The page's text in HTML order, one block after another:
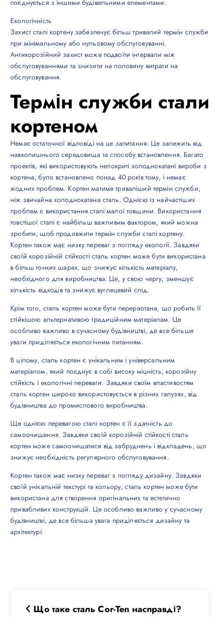
поєднується з іншими будівельними елементами.
Екологічність
Захист сталі кортену забезпечує більш тривалий термін служби
при мінімальному або нульовому обслуговуванні.
Антикорозійний захист може подвоїти інтервали між
обслуговуваннями та знизити на половину витрати на
обслуговування.
Термін служби стали
кортеном
Немає остаточної відповіді на це запитання. Це залежить від
навколишнього середовища та способу встановлення. Багато
проектів, які використовують непокриті холоднокатані вироби з
кортена, було встановлено понад 40 років тому, і немає
жодних проблем. Кортен матиме триваліший термін служби,
ніж звичайна холоднокатана сталь. Однією із найчастіших
проблем є використання сталі малої товщини. Використання
товстішої сталі є найбільш важливим фактором, який можна
зробити, щоб продовжити термін служби сталі кортену.
Кортен також має низку переваг з погляду екології. Завдяки
своїй корозійній стійкості сталь кортен може бути використана
в більш тонких шарах, що знижує кількість матеріалу,
необхідного для виробництва. Це, у свою чергу, зменшує
кількість відходів та знижує вуглецевий слід.
Крім того, сталь кортен може бути перераотана, що робить її
стійкішою альтернативою традиційним матеріалам. Це
особливо важливо в сучасному будівництві, де все більше
уваги приділяється екологічним питанням.
В цілому, сталь кортен є унікальним і універсальним
матеріалом, який поєднує в собі високу міцність, корозійну
стійкість і екологічні переваги. Завдяки своїм властивостям
сталь кортен широко використовується в різних галузях, від
будівництва до промислового виробництва.
Ще однією перевагою сталі кортен є її здатність до
самоочищення. Завдяки своїй корозійній стійкості сталь
кортен може самоочищатися від забруднень і відкладень, що
знижує необхідність регулярного обслуговування.
Кортен також має низку переваг з погляду дизайну. Завдяки
своїй унікальній текстурі та кольору, сталь кортен може бути
використана для створення оригінальних та естетично
привабливих конструкцій. Це особливо важливо у сучасному
будівництві, де все більша увага приділяється дизайну та
архітектурі.
Н
Що таке сталь Cor-Ten насправді?